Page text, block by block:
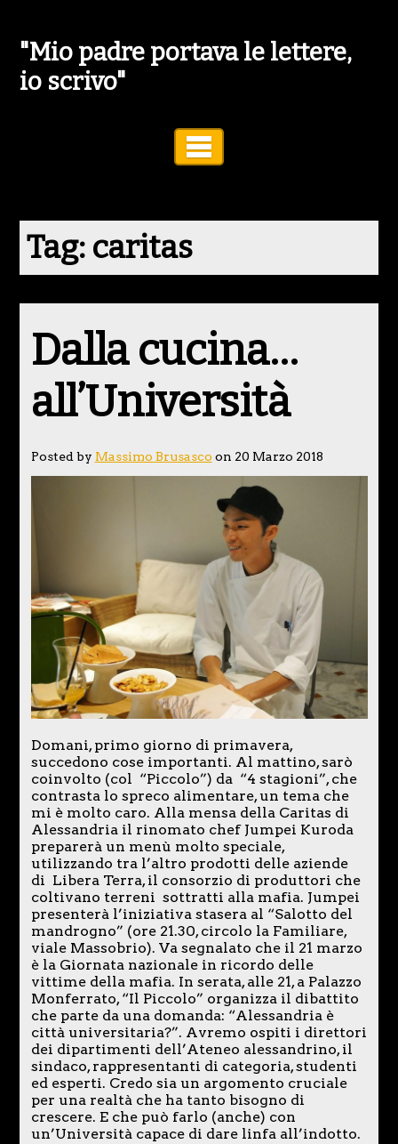
"Mio padre portava le lettere,
io scrivo"
Tag: caritas
Dalla cucina…
all’Università
Posted by Massimo Brusasco on 20 Marzo 2018
Domani, primo giorno di primavera,
succedono cose importanti. Al mattino, sarò
coinvolto (col “Piccolo”) da “4 stagioni”, che
contrasta lo spreco alimentare, un tema che
mi è molto caro. Alla mensa della Caritas di
Alessandria il rinomato chef Jumpei Kuroda
preparerà un menù molto speciale,
utilizzando tra l’altro prodotti delle aziende
di Libera Terra, il consorzio di produttori che
coltivano terreni sottratti alla mafia. Jumpei
presenterà l’iniziativa stasera al “Salotto del
mandrogno” (ore 21.30, circolo la Familiare,
viale Massobrio). Va segnalato che il 21 marzo
è la Giornata nazionale in ricordo delle
vittime della mafia. In serata, alle 21, a Palazzo
Monferrato, “Il Piccolo” organizza il dibattito
che parte da una domanda: “Alessandria è
città universitaria?”. Avremo ospiti i direttori
dei dipartimenti dell’Ateneo alessandrino, il
sindaco, rappresentanti di categoria, studenti
ed esperti. Credo sia un argomento cruciale
per una realtà che ha tanto bisogno di
crescere. E che può farlo (anche) con
un’Università capace di dare linfa all’indotto.